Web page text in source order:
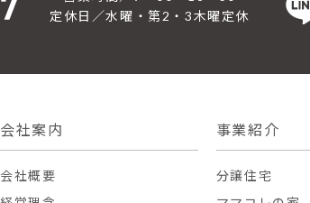
定休日／水曜・第2・3木曜定休
会社案内
会社概要
事業紹介
分譲住宅